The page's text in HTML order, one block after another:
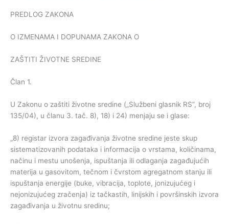
PREDLOG ZAKONA
O IZMENAMA I DOPUNAMA ZAKONA O
ZAŠTITI ŽIVOTNE SREDINE
Član 1.
U Zakonu o zaštiti životne sredine („Službeni glasnik RS”, broj
135/04), u članu 3. tač. 8), 18) i 24) menjaju se i glase:
„8) registar izvora zagađivanja životne sredine jeste skup
sistematizovanih podataka i informacija o vrstama, količinama,
načinu i mestu unošenja, ispuštanja ili odlaganja zagađujućih
materija u gasovitom, tečnom i čvrstom agregatnom stanju ili
ispuštanja energije (buke, vibracija, toplote, jonizujućeg i
nejonizujućeg zračenja) iz tačkastih, linijskih i površinskih izvora
zagađivanja u životnu sredinu;